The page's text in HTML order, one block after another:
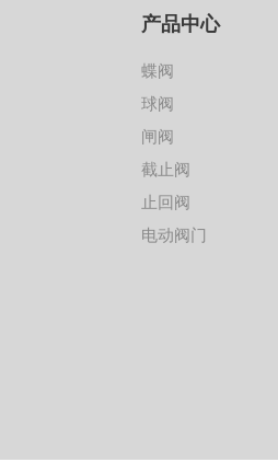
产品中心
蝶阀
球阀
闸阀
截止阀
止回阀
电动阀门